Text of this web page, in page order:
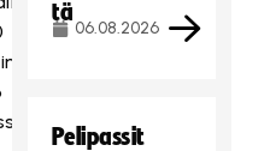
tä
06.08.2026
Pelipassit